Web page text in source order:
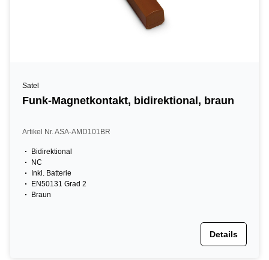
Satel
Funk-Magnetkontakt, bidirektional, braun
Artikel Nr. ASA-AMD101BR
Bidirektional
NC
Inkl. Batterie
EN50131 Grad 2
Braun
Details